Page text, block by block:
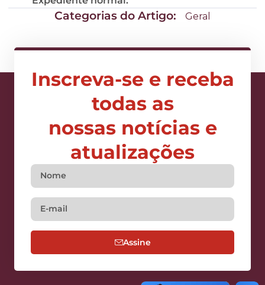
Categorias do Artigo: Geral
Inscreva-se e receba
todas as
nossas notícias e
atualizações
Assine